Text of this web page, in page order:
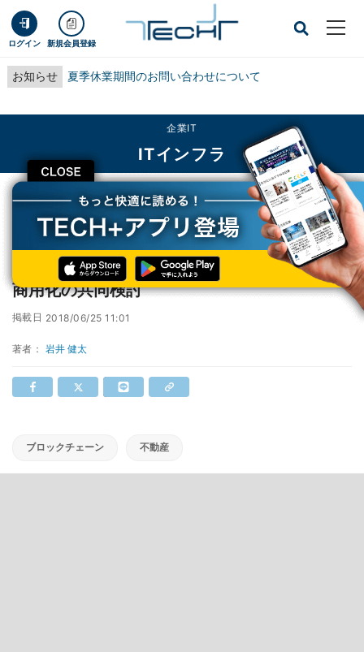
ログイン 新規会員登録
お知らせ 夏季休業期間のお問い合わせについて
CLOSE
企業IT
ITインフラ
TECH+ 企業IT
ITインフラ
不動産情報共有でブロックチェーン活用基盤商用化の共同検討
不動産情報共有でブロックチェーン活用基盤
商用化の共同検討
掲載日 2018/06/25 11:01
著者： 岩井 健太
ブロックチェーン 不動産